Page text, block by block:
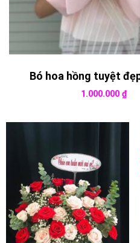
Bó hoa hồng tuyệt
1.000.000 ₫